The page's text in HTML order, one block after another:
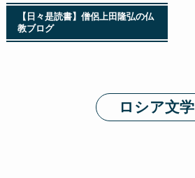
浄土真宗入門 親鸞伝
【日々是読書】僧侶上田隆弘の仏
教ブログ
ロシア文学